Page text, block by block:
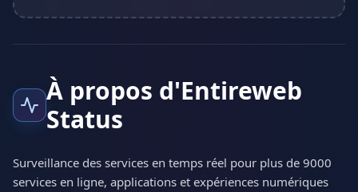
À propos d'Entireweb
Status
Surveillance des services en temps réel pour plus de 9000
services en ligne, applications et expériences numériques